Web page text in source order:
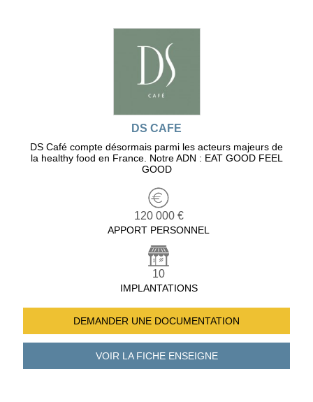
DS CAFE
DS Café compte désormais parmi les acteurs majeurs de
la healthy food en France. Notre ADN : EAT GOOD FEEL
GOOD
120 000 €
APPORT PERSONNEL
10
IMPLANTATIONS
DEMANDER UNE DOCUMENTATION
VOIR LA FICHEENSEIGNE